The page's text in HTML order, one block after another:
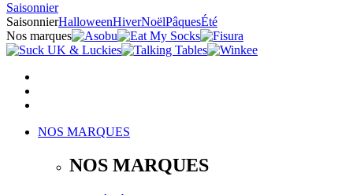
Saisonnier
SaisonnierHalloweenHiverNoëlPâquesÉté
Nos marques
NOS MARQUES
NOS MARQUES